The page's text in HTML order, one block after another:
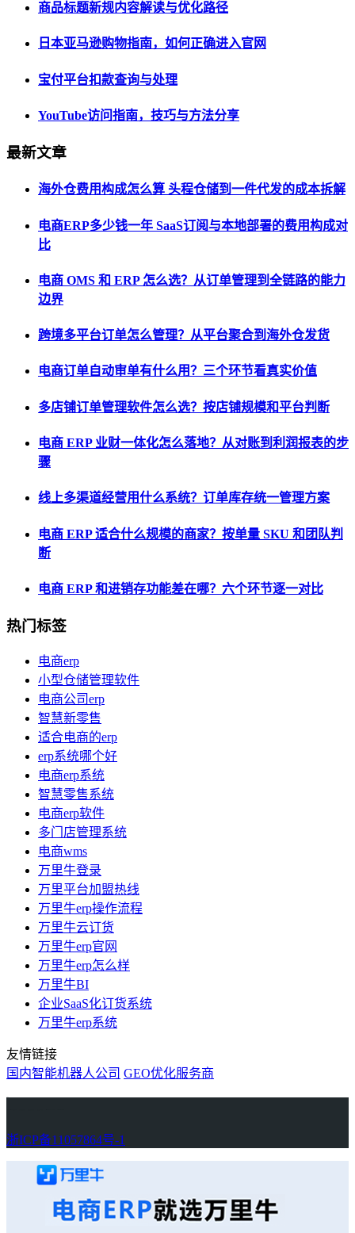
商品标题新规内容解读与优化路径
日本亚马逊购物指南，如何正确进入官网
宝付平台扣款查询与处理
YouTube访问指南，技巧与方法分享
最新文章
海外仓费用构成怎么算 头程仓储到一件代发的成本拆解
电商ERP多少钱一年 SaaS订阅与本地部署的费用构成对
比
电商 OMS 和 ERP 怎么选？从订单管理到全链路的能力
边界
跨境多平台订单怎么管理？从平台聚合到海外仓发货
电商订单自动审单有什么用？三个环节看真实价值
多店铺订单管理软件怎么选？按店铺规模和平台判断
电商 ERP 业财一体化怎么落地？从对账到利润报表的步
骤
线上多渠道经营用什么系统？订单库存统一管理方案
电商 ERP 适合什么规模的商家？按单量 SKU 和团队判
断
电商 ERP 和进销存功能差在哪？六个环节逐一对比
热门标签
电商erp
小型仓储管理软件
电商公司erp
智慧新零售
适合电商的erp
erp系统哪个好
电商erp系统
智慧零售系统
电商erp软件
多门店管理系统
电商wms
万里牛登录
万里平台加盟热线
万里牛erp操作流程
万里牛云订货
万里牛erp官网
万里牛erp怎么样
万里牛BI
企业SaaS化订货系统
万里牛erp系统
友情链接
国内智能机器人公司 GEO优化服务商
浙ICP备11057864号-1